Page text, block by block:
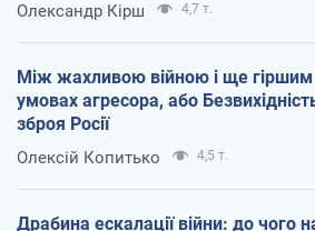
Олександр Кірш 4,7 т.
Між жахливою війною і ще
умовах агресора, або
зброя Росії
Олексій Копитько 4,5 т.
Драбина ескалації війни: до чого